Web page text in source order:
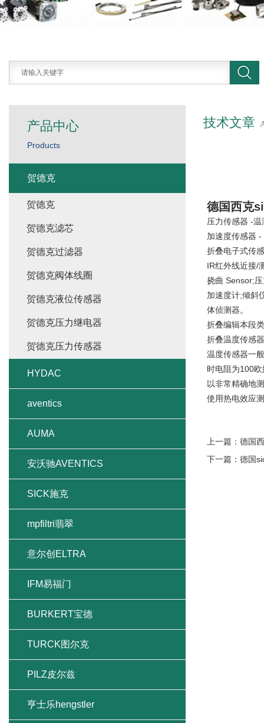
技术文章
德国西克
压力传感器 -
加速度传感器
折叠电子式传
IR红外线近接/
挠曲 Sensor;
加速度计;倾斜
体侦测器。
折叠编辑本段
折叠温度传感器
温度传感器一
时电阻为100
以非常精确地
使用热电效应
上一篇： 德国
下一篇： 德国
产品中心
Products
贺德克
贺德克
贺德克滤芯
贺德克过滤器
贺德克阀体线圈
贺德克液位传感器
贺德克压力继电器
贺德克压力传感器
HYDAC
aventics
AUMA
安沃驰AVENTICS
SICK施克
mpfiltri翡翠
意尔创ELTRA
IFM易福门
BURKERT宝德
TURCK图尔克
PILZ皮尔兹
亨士乐hengstler